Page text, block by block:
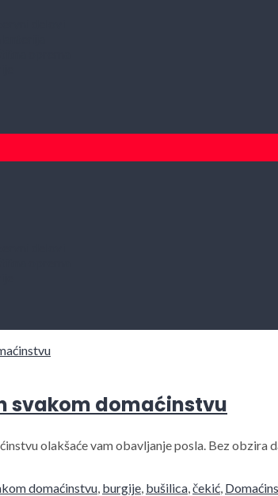
svakom domaćinstvu
olakšaće vam obavljanje posla. Bez obzira
domaćinstvu, burgije, bušilica,čekić,